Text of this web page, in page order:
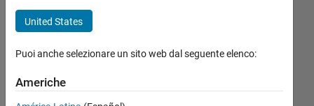
me what
happening
in swt
United States
Puoi anche selezionare un sito web dal seguente elenco:
Americhe